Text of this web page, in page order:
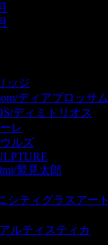
ッジ
ディアブロッサム
ディミトリオス
レ
ルズ
鷲見太郎
シティグラスアート
ルティスティカ